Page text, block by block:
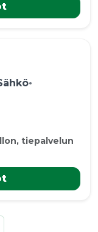
•
tiepalvelun